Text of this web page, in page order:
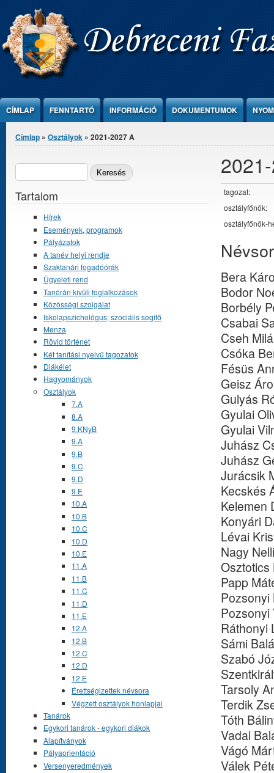
Ugrás a tartalomra
CÍMLAP FENNTARTÓ INFORMÁCIÓ DOKUMENTUMOK
Jelenlegi hely
Címlap » Osztályok » 2021-2027 A
tagozat:
osztályfőnök:
osztályfőnök-
Névsor
Bera
Bodor
Borbély
Csabai
Cseh
Csóka
Fésüs
Geisz
Gulyás
Gyulai
Gyulai
Juhász
Juhász
Jurácsik
Kecskés
Kelemen
Konyári
Lévai
Nagy Nelli
Papp
Pozsonyi
Pozsonyi
Ráthonyi
Sámi
Szabó
Tarsoly
Terdik
Tóth
Vadai
Vágó
Válek
Keresés űrlap
Tartalom
Hírek
Események, programok
Pályázatok
A tanév helyi rendje
Szaktanári fogadóórák
Ügyeleti rend
Tanórán kívüli foglalkozások
Közösségi szolgálat
Iskolapszichológus; szociális segítő
Menza
Rövid történet
Két tanítási nyelvű tagozatok
Diákélet
Hagyományok
Osztályok
7.A
8.A
9.KNyB
9.A
9.B
9.C
9.D
9.E
10.A
10.B
10.C
10.D
10.E
11.A
11.B
11.C
11.D
11.E
12.A
12.B
12.C
12.D
12.E
Érettségizettek névsora
Végzett osztályok honlapjai
Tanárok
Egykori tanárok - egykori diákok
Alapítványok
Pályaorientáció
Versenyeredmények